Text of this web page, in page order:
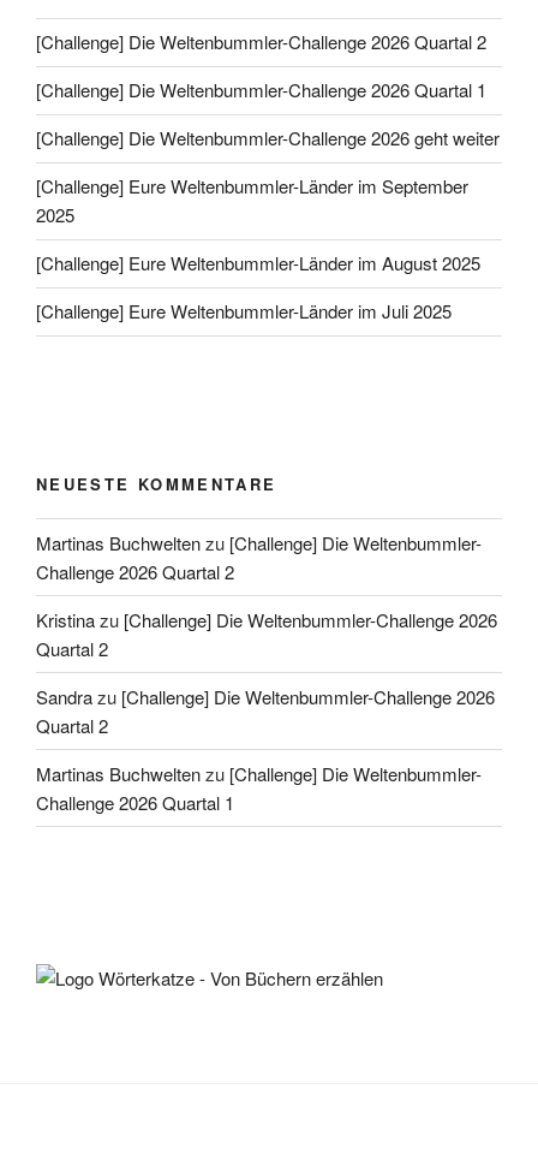
[Challenge] Die Weltenbummler-Challenge 2026 Quartal 2
[Challenge] Die Weltenbummler-Challenge 2026 Quartal 1
[Challenge] Die Weltenbummler-Challenge 2026 geht weiter
[Challenge] Eure Weltenbummler-Länder im September
2025
[Challenge] Eure Weltenbummler-Länder im August 2025
[Challenge] Eure Weltenbummler-Länder im Juli 2025
NEUESTE KOMMENTARE
Martinas Buchweltenzu [Challenge] Die Weltenbummler-
Challenge 2026 Quartal 2
Kristinazu [Challenge] Die Weltenbummler-Challenge 2026
Quartal 2
Sandrazu [Challenge] Die Weltenbummler-Challenge 2026
Quartal 2
Martinas Buchweltenzu [Challenge] Die Weltenbummler-
Challenge 2026 Quartal 1